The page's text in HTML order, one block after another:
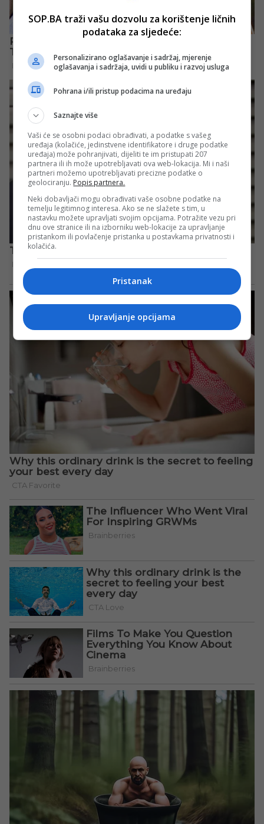
SOP.BA traži vašu dozvolu za korištenje ličnih
podataka za sljedeće:
Personalizirano oglašavanje i sadržaj, mjerenje
oglašavanja i sadržaja, uvidi u publiku i razvoj usluga
Pohrana i/ili pristup podacima na uređaju
Saznajte više
Vaši će se osobni podaci obrađivati, a podatke s vašeg
uređaja (kolačiće, jedinstvene identifikatore i druge podatke
uređaja) može pohranjivati, dijeliti te im pristupati 207
partnera ili ih može upotrebljavati ova web-lokacija. Mi i naši
partneri možemo upotrebljavati precizne podatke o
geolociranju. Popis partnera.
Neki dobavljači mogu obrađivati vaše osobne podatke na
temelju legitimnog interesa. Ako se ne slažete s tim, u
nastavku možete upravljati svojim opcijama. Potražite vezu pri
dnu ove stranice ili na izborniku web-lokacije za upravljanje
pristankom ili povlačenje pristanka u postavkama privatnosti i
kolačića.
Pristanak
Upravljanje opcijama